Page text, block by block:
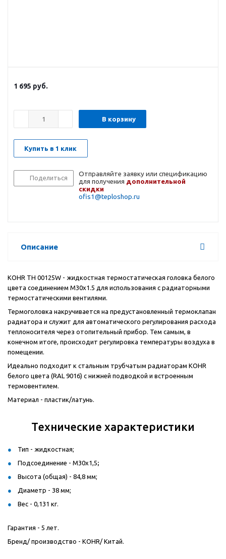
1 695 руб.
В корзину
Купить в 1 клик
Поделиться
Отправляйте заявку или спецификацию
для получения дополнительной
скидки
ofis1@teploshop.ru
Описание
KOHR TH 00125W - жидкостная термостатическая головка белого
цвета соединением M30x1.5 для использования с радиаторными
термостатическими вентилями.
Термоголовка накручивается на предустановленный термоклапан
радиатора и служит для автоматического регулирования расхода
теплоносителя через отопительный прибор. Тем самым, в
конечном итоге, происходит регулировка температуры воздуха в
помещении.
Идеально подходит к стальным трубчатым радиаторам KOHR
белого цвета (RAL 9016) с нижней подводкой и встроенным
термовентилем.
Материал - пластик/латунь.
Технические характеристики
Тип - жидкостная;
Подсоединение - M30x1,5;
Высота (общая) - 84,8 мм;
Диаметр - 38 мм;
Вес - 0,131 кг.
Гарантия - 5 лет.
Бренд/ производство - KOHR/ Китай.